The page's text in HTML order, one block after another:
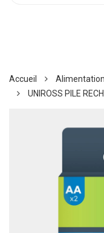
Accueil
UNIROSS PILE